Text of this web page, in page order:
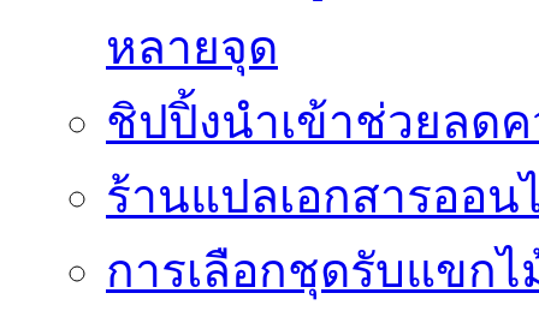
หลายจุด
ชิปปิ้งนำเข้าช่วยลด
ร้านแปลเอกสารออน
การเลือกชุดรับแขก